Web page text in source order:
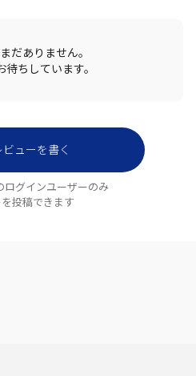
だありません。
待ちしています。
ビューを書く
ログインユーザーのみ
を投稿できます